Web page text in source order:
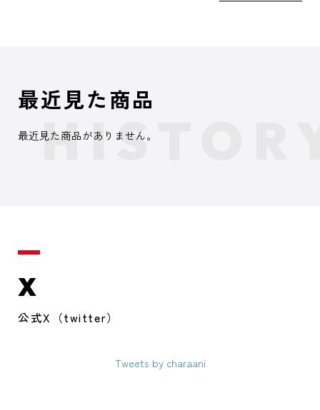
最近見た商品
最近見た商品がありません。
X
公式X（twitter）
Tweets by charaani